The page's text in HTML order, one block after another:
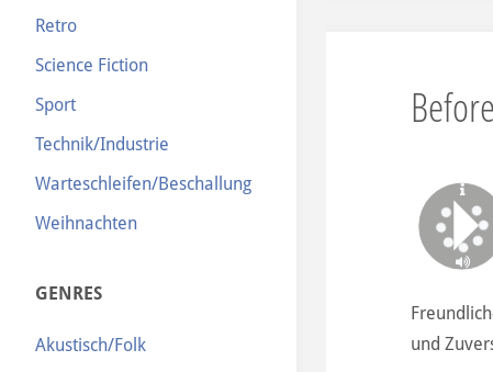
und
Retro
Science Fiction
Sport
Technik/Industrie
Warteschleifen/Beschallung
Weihnachten
GENRES
Akustisch/Folk